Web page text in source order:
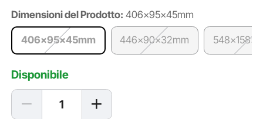
Dimensioni del Prodotto: 406x95x45mm
406x95x45mm 446x90x32mm
Disponibile